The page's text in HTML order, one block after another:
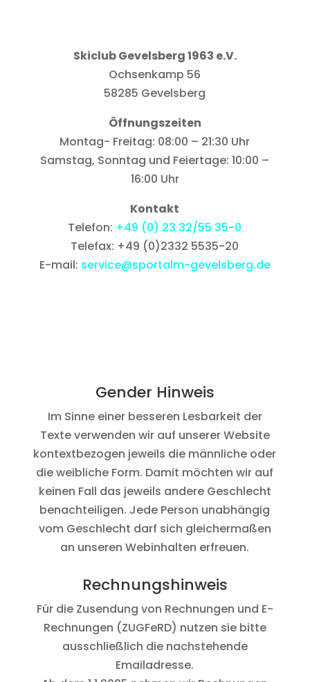
Skiclub Gevelsberg 1963 e.V.
Ochsenkamp 56
58285 Gevelsberg
Öffnungszeiten
Montag- Freitag: 08:00 – 21:30 Uhr
Samstag, Sonntag und Feiertage: 10:00 –
16:00 Uhr
Kontakt
Telefon: +49 (0) 23 32/55 35-0
Telefax: +49 (0)2332 5535-20
E-mail: service@sportalm-gevelsberg.de
Gender Hinweis
Im Sinne einer besseren Lesbarkeit der
Texte verwenden wir auf unserer Website
kontextbezogen jeweils die männliche oder
die weibliche Form. Damit möchten wir auf
keinen Fall das jeweils andere Geschlecht
benachteiligen. Jede Person unabhängig
vom Geschlecht darf sich gleichermaßen
an unseren Webinhalten erfreuen.
Rechnungshinweis
Für die Zusendung von Rechnungen und E-
Rechnungen (ZUGFeRD) nutzen sie bitte
ausschließlich die nachstehende
Emailadresse.